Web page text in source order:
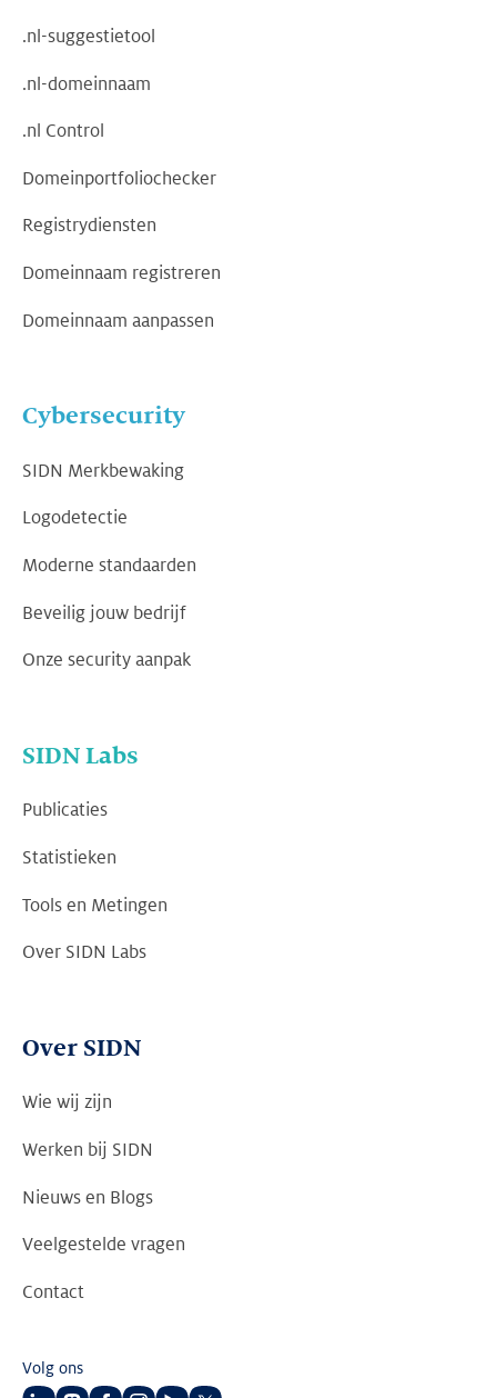
.nl-suggestietool
.nl-domeinnaam
.nl Control
Domeinportfoliochecker
Registrydiensten
Domeinnaam registreren
Domeinnaam aanpassen
Cybersecurity
SIDN Merkbewaking
Logodetectie
Moderne standaarden
Beveilig jouw bedrijf
Onze security aanpak
SIDN Labs
Publicaties
Statistieken
Tools en Metingen
Over SIDN Labs
Over SIDN
Wie wij zijn
Werken bij SIDN
Nieuws en Blogs
Veelgestelde vragen
Contact
Volg ons